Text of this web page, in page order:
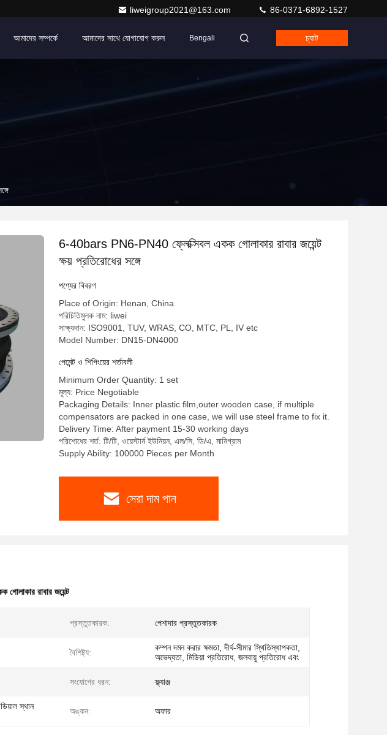
liweigroup2021@163.com 86-0371-6892-1527
আমাদের সম্পর্কে আমাদের সাথে যোগাযোগ করুন Bengali চ্যাট
6-40bars PN6-PN40 ফ্লেক্সিবল একক গোলাকার রাবার জয়েন্ট
ক্ষয় প্রতিরোধের সঙ্গে
পণ্যের বিবরণ
Place of Origin: Henan, China
পরিচিতিমুলক নাম: liwei
সাক্ষ্যদান: ISO9001, TUV, WRAS, CO, MTC, PL, IV etc
Model Number: DN15-DN4000
পেমেন্ট ও শিপিংয়ের শর্তাবলী
Minimum Order Quantity: 1 set
মূল্য: Price Negotiable
Packaging Details: Inner plastic film,outer wooden case, if multiple
compensators are packed in one case, we will use steel frame to fix it.
Delivery Time: After payment 15-30 working days
পরিশোধের শর্ত: টি/টি, ওয়েস্টার্ন ইউনিয়ন, এল/সি, ডি/এ, মানিগ্রাম
Supply Ability: 100000 Pieces per Month
সেরা দাম পান
গোলাকার রাবার জয়েন্ট
প্রস্তুতকারক: পেশাদার প্রস্তুতকারক
বৈশিষ্ট্য:
কম্পন দমন করার ক্ষমতা, দীর্ঘ-সীমার স্থিতিস্থাপকতা,
অভেদ্যতা, মিডিয়া প্রতিরোধ, জলবায়ু প্রতিরোধ এবং
সংযোগের ধরন: ফ্ল্যাঞ্জ
স্থান
অঙ্কন: অফার